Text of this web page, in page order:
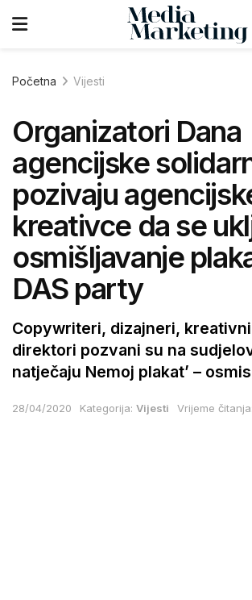
Početna Vijesti
Organizatori Dana
agencijske
pozivaju
kreativce da se
osmišljavanje
DAS party
Copywriteri, dizajneri,
direktori pozvani su na
natječaju Nemoj plakat’ –
28/04/2020 Kategorija: Vijesti Vrijeme